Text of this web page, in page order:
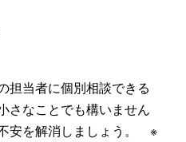
担当者に個別相談できる
さなことでも構いません
安を解消しましょう。 ※